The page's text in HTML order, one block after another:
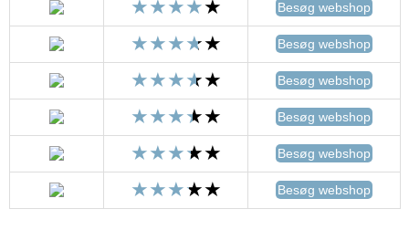
Besøg webshop
Besøg webshop
Besøg webshop
Besøg webshop
Besøg webshop
Besøg webshop